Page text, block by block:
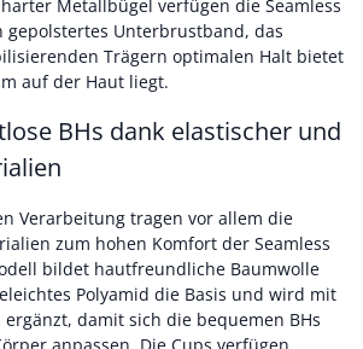
Metallbügel verfügen die Seamless
gepolstertes Unterbrustband, das
Trägern optimalen Halt bietet
auf der Haut liegt.
BHs dank elastischer und
Verarbeitung tragen vor allem die
zum hohen Komfort der Seamless
bildet hautfreundliche Baumwolle
Polyamid die Basis und wird mit
damit sich die bequemen BHs